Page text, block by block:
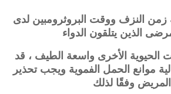
زمن النزف ووقت البروثرومبين لدى
الذين يتلقون الدواء
الحيوية الأخرى واسعة الطيف ، قد
موانع الحمل الفموية ويجب تحذير
المريض وفقًا لذلك